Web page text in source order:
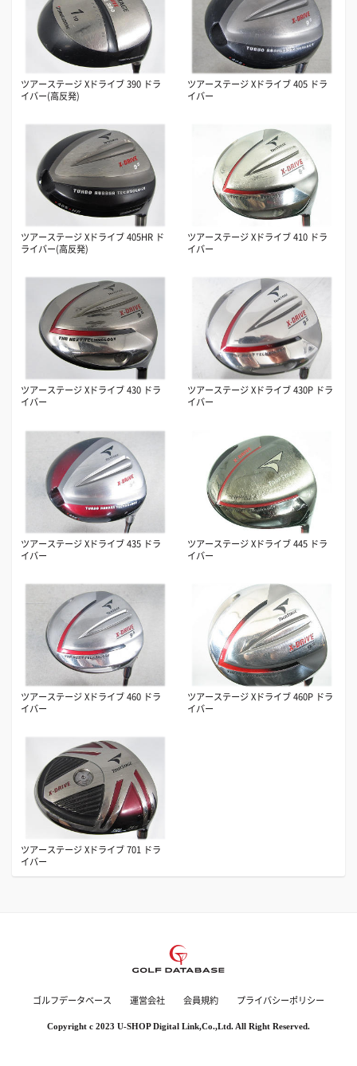
ツアーステージ Xドライブ 390 ドラ
イバー(高反発)
ツアーステージ Xドライブ 405 ドラ
イバー
ツアーステージ Xドライブ 405HR ド
ライバー(高反発)
ツアーステージ Xドライブ 410 ドラ
イバー
ツアーステージ Xドライブ 430 ドラ
イバー
ツアーステージ Xドライブ 430P ドラ
イバー
ツアーステージ Xドライブ 435 ドラ
イバー
ツアーステージ Xドライブ 445 ドラ
イバー
ツアーステージ Xドライブ 460 ドラ
イバー
ツアーステージ Xドライブ 460P ドラ
イバー
ツアーステージ Xドライブ 701 ドラ
イバー
ゴルフデータベース 運営会社 会員規約 プライバシーポリシー
Copyright c 2023 U-SHOP Digital Link,Co.,Ltd. All Right Reserved.